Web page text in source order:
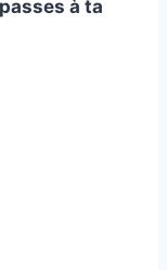
à ta